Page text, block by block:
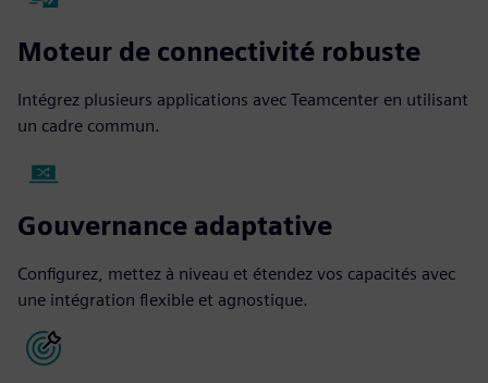
Moteur de connectivité robuste
Intégrez plusieurs applications avec Teamcenter en utilisant
un cadre commun.
Gouvernance adaptative
Configurez, mettez à niveau et étendez vos capacités avec
une intégration flexible et agnostique.